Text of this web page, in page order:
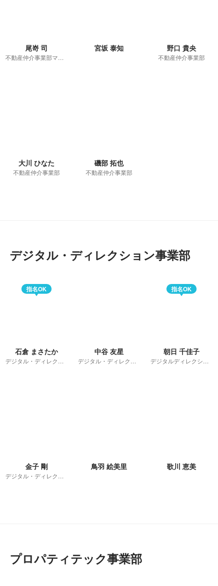
尾嵜 司 宮坂 泰知 野口 貴央
不動産仲介事業部
大川 ひなた
不動産仲介事業部
磯部 拓也
不動産仲介事業部
デジタル・ディレクション事業部
指名OK
石倉 まさたか 中谷 友星
指名OK
朝日 千佳子
金子 剛 鳥羽 絵美里 歌川 恵美
プロパティテック事業部